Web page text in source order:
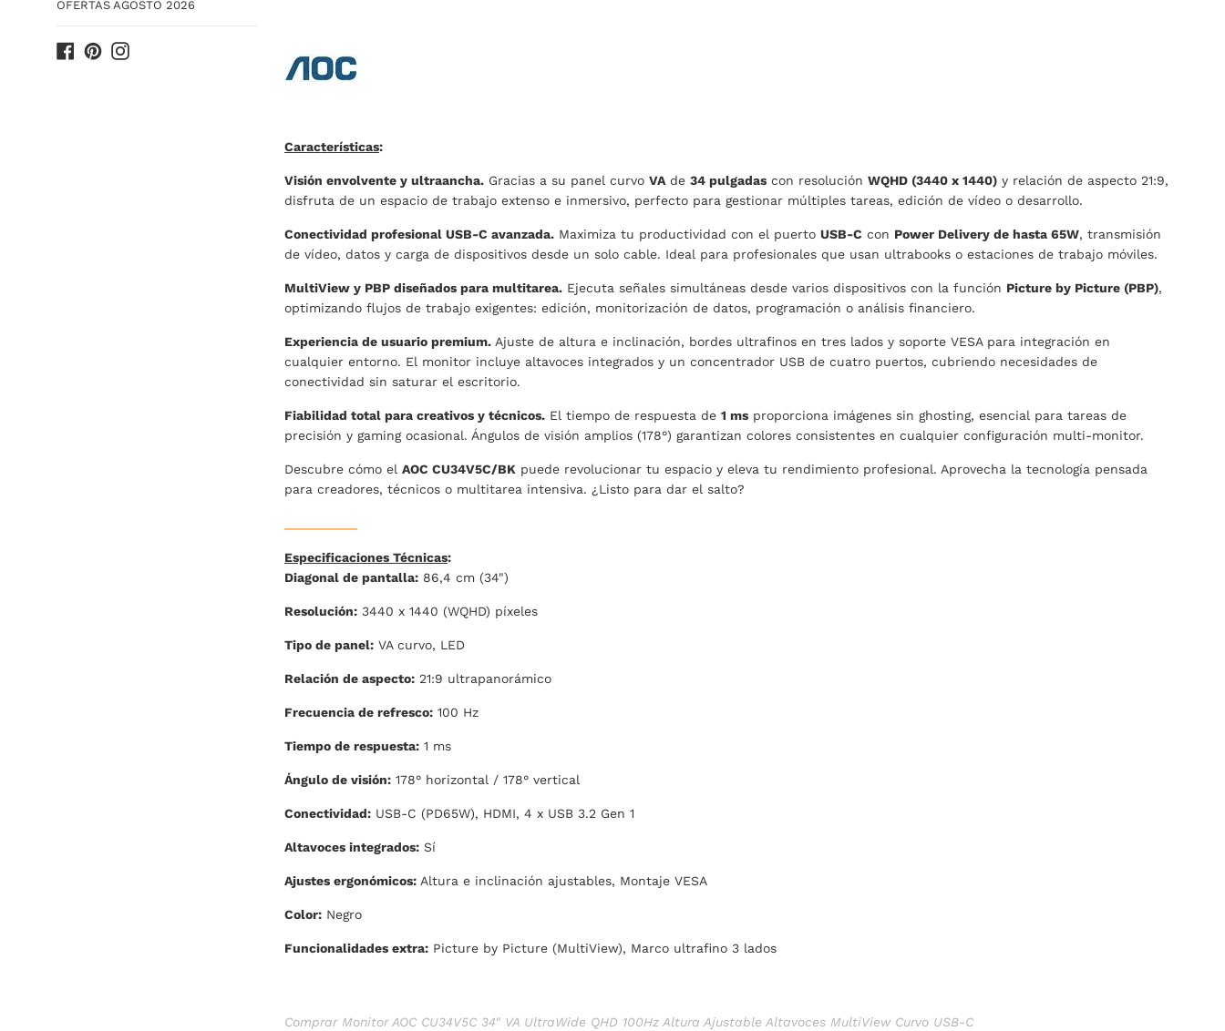
OFERTAS AGOSTO 2026
Facebook
PinterestInstagram
Características:
Visión envolvente y ultraancha. Gracias a su panel curvo VA de 34 pulgadas con resolución WQHD (3440 x 1440) y relación de aspecto 21:9,
disfruta de un espacio de trabajo extenso e inmersivo, perfecto para gestionar múltiples tareas, edición de vídeo o desarrollo.
Conectividad profesional USB-C avanzada. Maximiza tu productividad con el puerto USB-C con Power Delivery de hasta 65W, transmisión
de vídeo, datos y carga de dispositivos desde un solo cable. Ideal para profesionales que usan ultrabooks o estaciones de trabajo móviles.
MultiView y PBP diseñados para multitarea. Ejecuta señales simultáneas desde varios dispositivos con la función Picture by Picture (PBP),
optimizando flujos de trabajo exigentes: edición, monitorización de datos, programación o análisis financiero.
Experiencia de usuario premium. Ajuste de altura e inclinación, bordes ultrafinos en tres lados y soporte VESA para integración en
cualquier entorno. El monitor incluye altavoces integrados y un concentrador USB de cuatro puertos, cubriendo necesidades de
conectividad sin saturar el escritorio.
Fiabilidad total para creativos y técnicos. El tiempo de respuesta de 1 ms proporciona imágenes sin ghosting, esencial para tareas de
precisión y gaming ocasional. Ángulos de visión amplios (178°) garantizan colores consistentes en cualquier configuración multi-monitor.
Descubre cómo el AOC CU34V5C/BK puede revolucionar tu espacio y eleva tu rendimiento profesional. Aprovecha la tecnología pensada
para creadores, técnicos o multitarea intensiva. ¿Listo para dar el salto?
Especificaciones Técnicas:
Diagonal de pantalla: 86,4 cm (34")
Resolución: 3440 x 1440 (WQHD) píxeles
Tipo de panel: VA curvo, LED
Relación de aspecto: 21:9 ultrapanorámico
Frecuencia de refresco: 100 Hz
Tiempo de respuesta: 1 ms
Ángulo de visión: 178° horizontal / 178° vertical
Conectividad: USB-C (PD65W), HDMI, 4 x USB 3.2 Gen 1
Altavoces integrados: Sí
Ajustes ergonómicos: Altura e inclinación ajustables, Montaje VESA
Color: Negro
Funcionalidades extra: Picture by Picture (MultiView), Marco ultrafino 3 lados
Comprar Monitor AOC CU34V5C 34" VA UltraWide QHD 100Hz Altura Ajustable Altavoces MultiView Curvo USB-C